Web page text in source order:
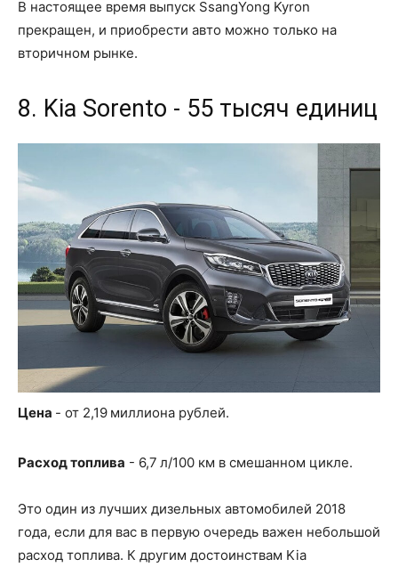
В настоящее время выпуск SsangYong Kyron
прекращен, и приобрести авто можно только на
вторичном рынке.
8. Kia Sorento - 55 тысяч единиц
Цена - от 2,19 миллиона рублей.
Расход топлива - 6,7 л/100 км в смешанном цикле.
Это один из лучших дизельных автомобилей 2018
года, если для вас в первую очередь важен небольшой
расход топлива. К другим достоинствам Kia